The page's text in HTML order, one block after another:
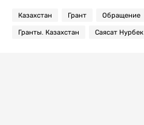
Казахстан Грант Обращение
Гранты. Казахстан Саясат Нурбек